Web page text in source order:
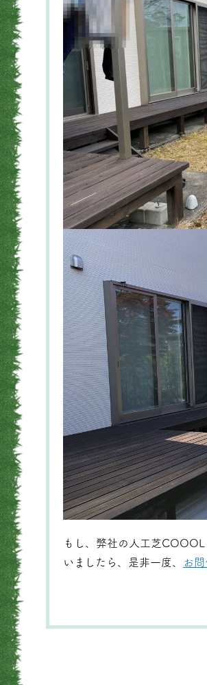
もし、弊社の人工芝
いましたら、是非一度、
お